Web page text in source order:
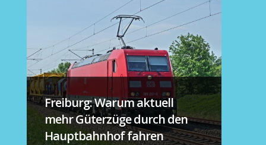
Freiburg: Warum aktuell
mehr Güterzüge durch den
Hauptbahnhof fahren